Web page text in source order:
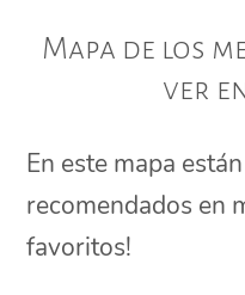
Mapa de los
ver
En este mapa
recomendados en
favoritos!